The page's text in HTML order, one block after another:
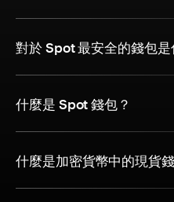
對於 Spot 最安全的錢包是
什麼是 Spot 錢包？
什麼是加密貨幣中的現貨